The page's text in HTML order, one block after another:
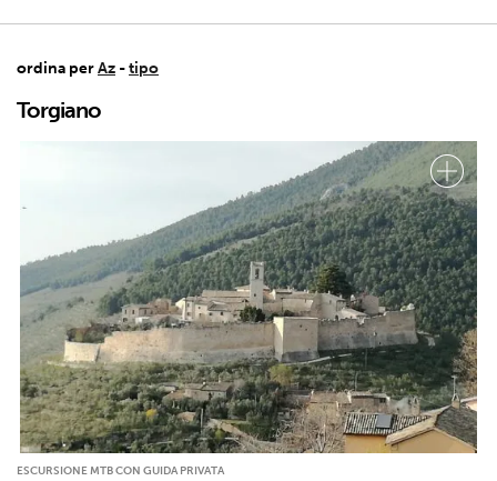
ordina perAz -tipo
Torgiano
ESCURSIONE MTB CON GUIDA PRIVATA